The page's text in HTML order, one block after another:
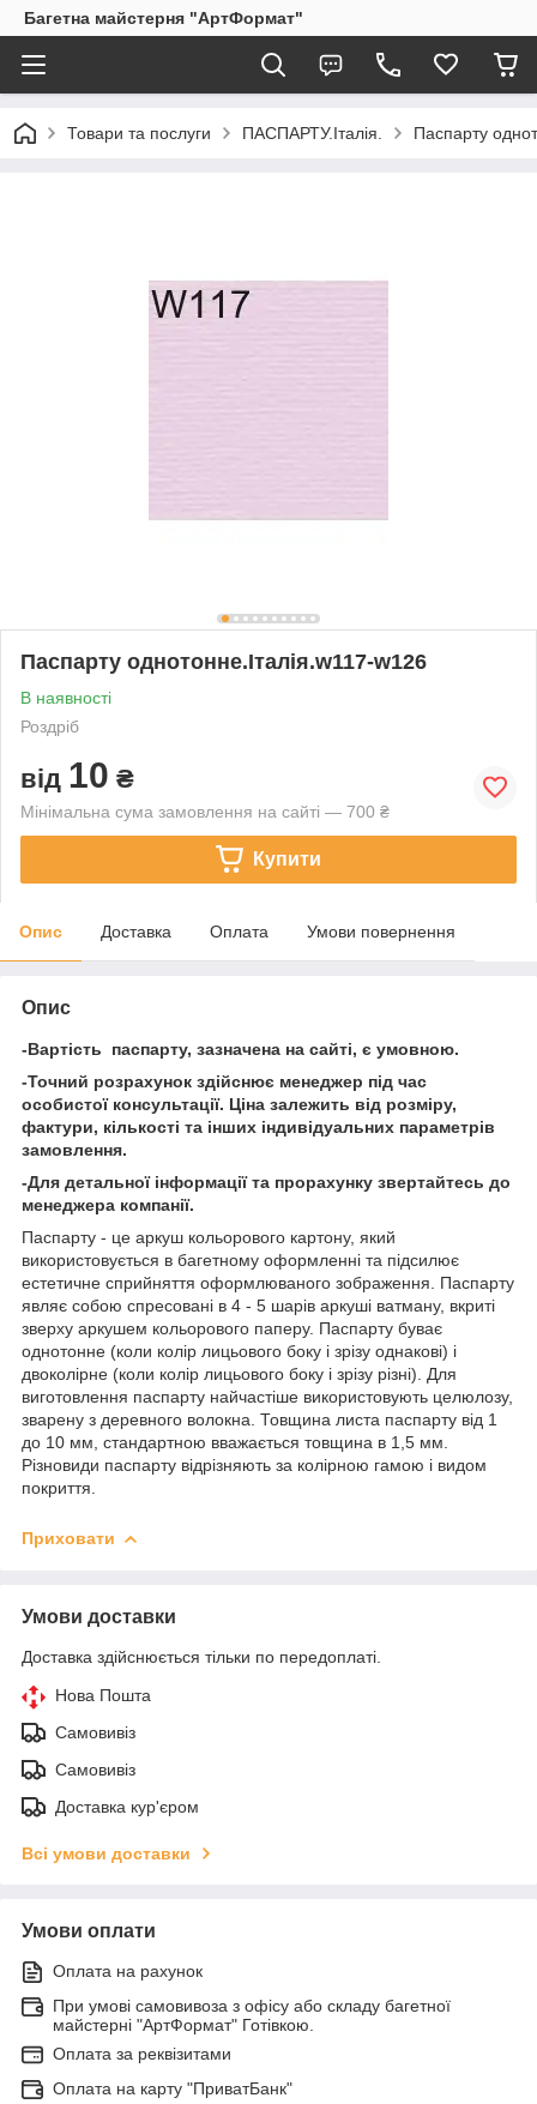
Багетна майстерня "АртФормат"
Товари та послуги ПАСПАРТУ.Італія. Паспарту
Паспарту однотонне.Італія.w117-w126
В наявності
Роздріб
від 10 ₴
Мінімальна сума замовлення на сайті — 700 ₴
Купити
Опис Доставка Оплата Умови повернення
Опис
-Вартість паспарту, зазначена на сайті, є умовною.
-Точний розрахунок здійснює менеджер під час
особистої консультації. Ціна залежить від розміру,
фактури, кількості та інших індивідуальних параметрів
замовлення.
-Для детальної інформації та прорахунку звертайтесь до
менеджера компанії.
Паспарту - це аркуш кольорового картону, який
використовується в багетному оформленні та підсилює
естетичне сприйняття оформлюваного зображення. Паспарту
являє собою спресовані в 4 - 5 шарів аркуші ватману, вкриті
зверху аркушем кольорового паперу. Паспарту буває
однотонне (коли колір лицьового боку і зрізу однакові) і
двоколірне (коли колір лицьового боку і зрізу різні). Для
виготовлення паспарту найчастіше використовують целюлозу,
зварену з деревного волокна. Товщина листа паспарту від 1
до 10 мм, стандартною вважається товщина в 1,5 мм.
Різновиди паспарту відрізняють за колірною гамою і видом
покриття.
Приховати
Умови доставки
Доставка здійснюється тільки по передоплаті.
Нова Пошта
Самовивіз
Самовивіз
Доставка кур'єром
Всі умови доставки
Умови оплати
Оплата на рахунок
При умові самовивоза з офісу або складу багетної
майстерні "АртФормат" Готівкою.
Оплата за реквізитами
Оплата на карту "ПриватБанк"